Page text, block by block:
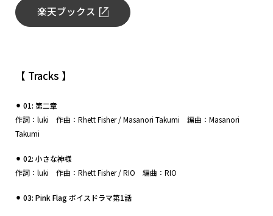
楽天ブックス
【 Tracks 】
⚫︎ 01: 第二章
作詞：luki 作曲：Rhett Fisher / Masanori Takumi 編曲：Masanori
Takumi
⚫︎ 02: 小さな神様
作詞：luki 作曲：Rhett Fisher / RIO 編曲：RIO
⚫︎ 03: Pink Flag ボイスドラマ第1話